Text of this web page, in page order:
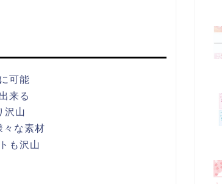
可能
来る
沢山
な素材
も沢山